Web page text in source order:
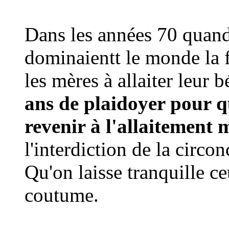
Dans les années 70
dominaientt le monde
les mères à allaiter leur
ans de plaidoyer pour
revenir à l'allaitement
l'interdiction de la
Qu'on laisse tranquille
coutume.